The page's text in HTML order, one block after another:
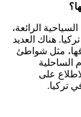
الرائعة،
هناك العديد
مثل شواطئ
الساحلية
على
تركيا.